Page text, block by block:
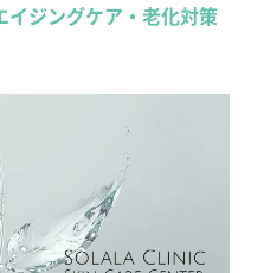
イジングケア・老化対策